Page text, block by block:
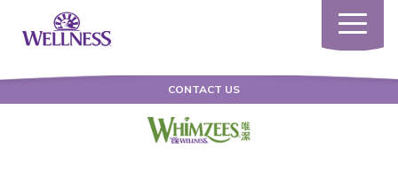
Toggle
CONTACT US